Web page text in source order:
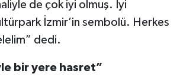
de çok iyi olmuş. İyi
İzmir’in sembolü. Herkes
dedi.
bir yere hasret”